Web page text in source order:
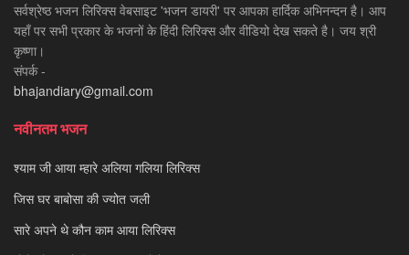
सर्वश्रेष्ठ भजन लिरिक्स वेबसाइट 'भजन डायरी' पर आपका हार्दिक अभिनन्दन है। आप
यहाँ पर सभी प्रकार के भजनों के हिंदी लिरिक्स और वीडियो देख सकते है। जय श्री
कृष्णा।
संपर्क -
bhajandiary@gmail.com
नवीनतम भजन
श्याम जी आया म्हारे अलिया गलिया लिरिक्स
जिस घर बाबोसा की ज्योत जली
सारे अपने थे कौन काम आया लिरिक्स